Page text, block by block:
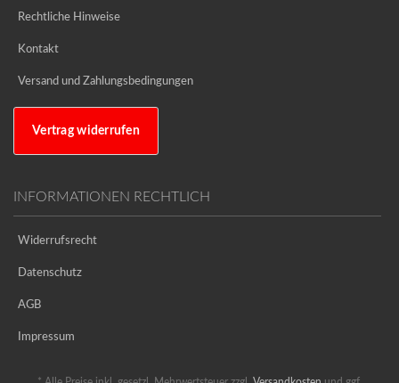
Rechtliche Hinweise
Kontakt
Versand und Zahlungsbedingungen
Vertrag widerrufen
INFORMATIONEN RECHTLICH
Widerrufsrecht
Datenschutz
AGB
Impressum